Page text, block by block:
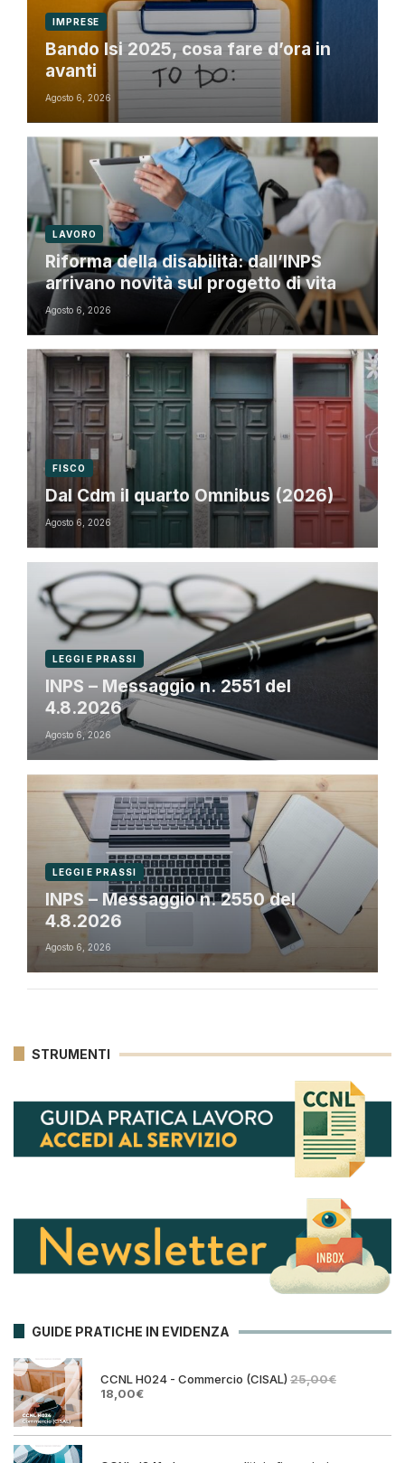
IMPRESE
Bando Isi 2025, cosa fare d’ora in
avanti
Agosto 6, 2026
LAVORO
Riforma della disabilità: dall’INPS
arrivano novità sul progetto di vita
Agosto 6, 2026
FISCO
Dal Cdm il quarto Omnibus (2026)
Agosto 6, 2026
LEGGI E PRASSI
INPS – Messaggio n. 2551 del
4.8.2026
Agosto 6, 2026
LEGGI E PRASSI
INPS – Messaggio n. 2550 del
4.8.2026
Agosto 6, 2026
STRUMENTI
GUIDE PRATICHE IN EVIDENZA
CCNL H024 - Commercio (CISAL) 25,00€
Il
era:
18,00€Il
è: